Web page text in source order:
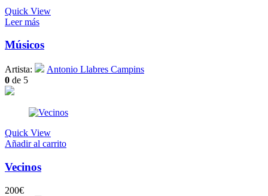
Quick View
Leer más
Músicos
Artista:
Antonio Llabres Campins
0 de 5
Quick View
Añadir al carrito
Vecinos
200€